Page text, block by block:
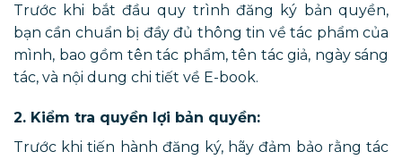
Trước khi bắt đầu quy trình đăng ký bản quyền,
bạn cần chuẩn bị đầy đủ thông tin về tác phẩm của
mình, bao gồm tên tác phẩm, tên tác giả, ngày sáng
tác, và nội dung chi tiết về E-book.
2. Kiểm tra quyền lợi bản quyền:
Trước khi tiến hành đăng ký, hãy đảm bảo rằng tác